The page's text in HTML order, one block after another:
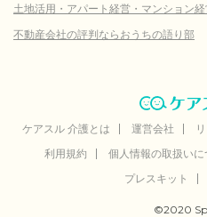
土地活用・アパート経営・マンション
不動産会社の評判ならおうちの語り部
ケアスル 介護とは 運営会社
利用規約
個人情報の取扱いに
プレスキット
©2020